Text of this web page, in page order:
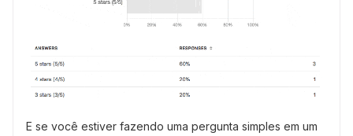
E se você estiver fazendo uma pergunta simples em um